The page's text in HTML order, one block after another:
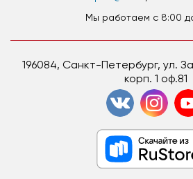
Мы работаем c 8:00
196084, Санкт-Петербург, ул.
корп. 1 оф.81